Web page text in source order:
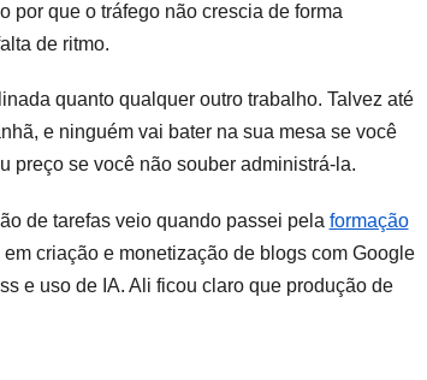
por que o tráfego não crescia de forma
de ritmo.
quanto qualquer outro trabalho. Talvez até
e ninguém vai bater na sua mesa se você
preço se você não souber administrá-la.
de tarefas veio quando passei pela formação
criação e monetização de blogs com Google
e uso de IA. Ali ficou claro que produção de